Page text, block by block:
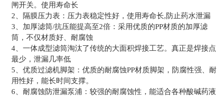
闸开关。使用寿命长
2、
隔膜压力表：压力表稳定性好，使用寿命长,防止药水泄漏
3、 加厚滤筒/抗压能提高至2倍：采用优质的PP材质的加厚滤
筒，不仅材质好、耐腐蚀
4、 一体成型滤筒淘汰了传统的大面积焊接工艺。真正是焊接点
最少，泄漏几率低
5、 优质过滤机脚架：优质的耐腐蚀PP材质脚架，防腐性强、耐
用性好，能长时间支撑。
6、 耐腐蚀防泄漏泵浦：较强的耐腐蚀性，能适合各种酸碱药液